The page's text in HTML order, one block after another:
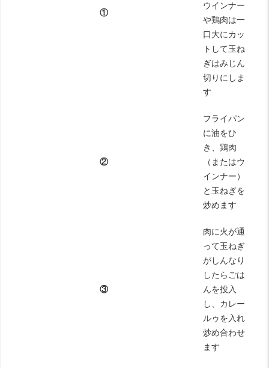
①
ウインナー
や鶏肉は一
口大にカッ
トして玉ね
ぎはみじん
切りにしま
す
②
フライパン
に油をひ
き、鶏肉
（またはウ
インナー）
と玉ねぎを
炒めます
③
肉に火が通
って玉ねぎ
がしんなり
したらごは
んを投入
し、カレー
ルゥを入れ
炒め合わせ
ます